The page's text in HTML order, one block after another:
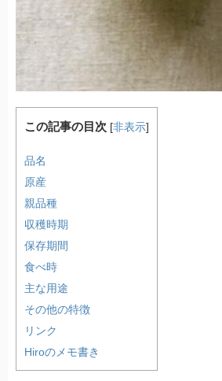
この記事の目次 [非表示]
品名
原産
親品種
収穫時期
保存期間
食べ時
主な用途
その他の特徴
リンク
Hiroのメモ書き